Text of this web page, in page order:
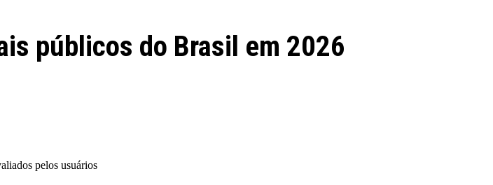
públicos do Brasil em 2026
pelos usuários